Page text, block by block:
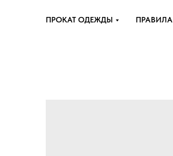
ПРОКАТ ОДЕЖДЫ ПРАВИЛА